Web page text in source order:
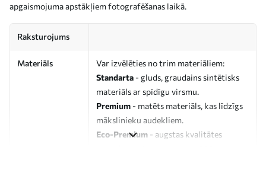
apgaismojuma apstākļiem fotografēšanas laikā.
Raksturojums
Materiāls
Var izvēlēties no trim materiāliem:
Standarta - gluds, graudains sintētisks
materiāls ar spīdīgu virsmu.
Premium - matēts materiāls, kas līdzīgs
mākslinieku audekliem.
Eco-Premium - augstas kvalitātes